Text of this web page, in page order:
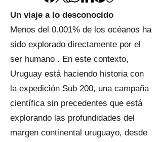
Un viaje a lo desconocido
Menos del 0.001% de los océanos ha
sido explorado directamente por el
ser humano . En este contexto,
Uruguay está haciendo historia con
la expedición Sub 200, una campaña
científica sin precedentes que está
explorando las profundidades del
margen continental uruguayo, desde